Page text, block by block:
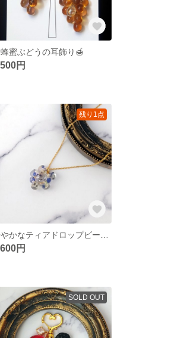
蜜ぶどうの耳飾り🍯
円
残り1点
円
SOLD OUT